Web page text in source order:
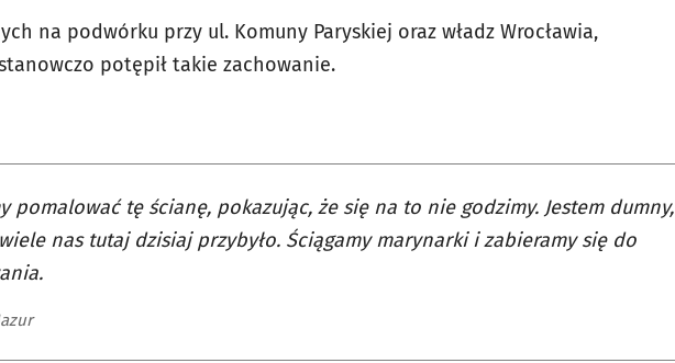
na podwórku przy ul. Komuny Paryskiej oraz władz Wrocławia,
potępił takie zachowanie.
pomalować tę ścianę, pokazując, że się na to nie godzimy. Jestem dumny,
nas tutaj dzisiaj przybyło. Ściągamy marynarki i zabieramy się do